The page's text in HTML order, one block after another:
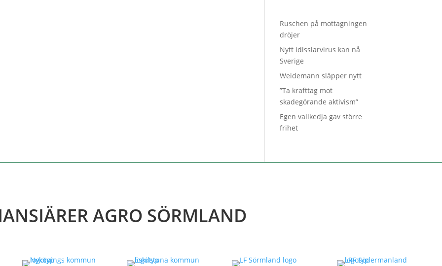
Ruschen på mottagningen
dröjer
Nytt idisslarvirus kan nå
Sverige
Weidemann släpper nytt
”Ta krafttag mot
skadegörande aktivism”
Egen vallkedja gav större
frihet
AGRO SÖRMLAND